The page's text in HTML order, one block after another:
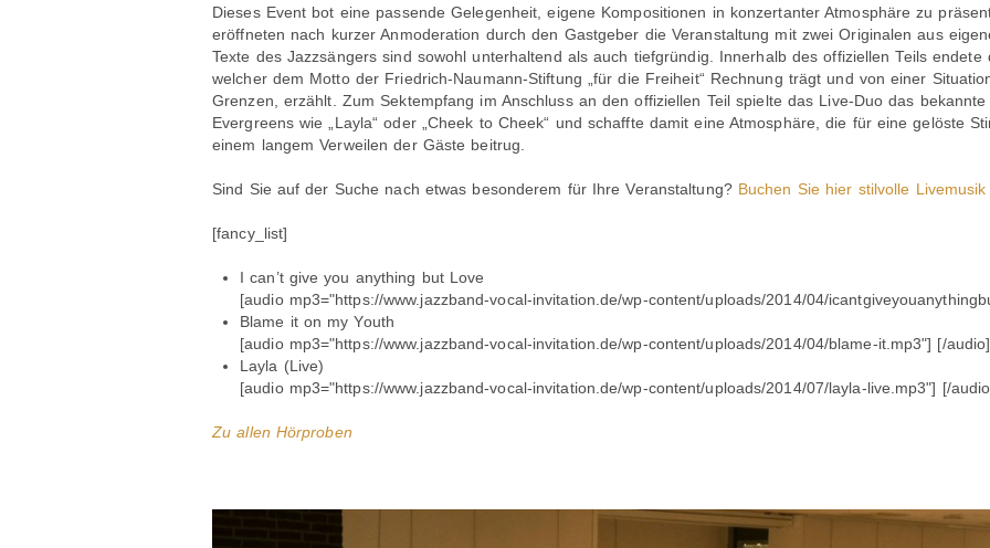
Dieses Event bot eine passende Gelegenheit, eigene Kompositionen in konzertanter Atmosphäre zu
eröffneten nach kurzer Anmoderation durch den Gastgeber die Veranstaltung mit zwei Originalen aus
Texte des Jazzsängers sind sowohl unterhaltend als auch tiefgründig. Innerhalb des offiziellen Teils endete
welcher dem Motto der Friedrich-Naumann-Stiftung „für die Freiheit“ Rechnung trägt und von einer
Grenzen, erzählt. Zum Sektempfang im Anschluss an den offiziellen Teil spielte das Live-Duo das
Evergreens wie „Layla“ oder „Cheek to Cheek“ und schaffte damit eine Atmosphäre, die für eine gelöste
einem langem Verweilen der Gäste beitrug.
Sind Sie auf der Suche nach etwas besonderem für Ihre Veranstaltung? Buchen Sie hier stilvolle Livemusik
[fancy_list]
I can’t give you anything but Love
[audio mp3="https://www.jazzband-vocal-invitation.de/wp-content/uploads/2014/04/
Blame it on my Youth
[audio mp3="https://www.jazzband-vocal-invitation.de/wp-content/uploads/2014/04/blame-it.mp3"] [/audio]
Layla (Live)
[audio mp3="https://www.jazzband-vocal-invitation.de/wp-content/uploads/2014/07/layla-live.mp3"] [/
Zu allen Hörproben